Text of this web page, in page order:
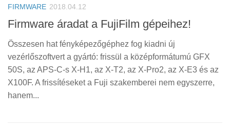
FIRMWARE 2018.04.12
Firmware áradat a FujiFilm gépeihez!
Összesen hat fényképezőgéphez fog kiadni új
vezérlőszoftvert a gyártó: frissül a középformátumú GFX
50S, az APS-C-s X-H1, az X-T2, az X-Pro2, az X-E3 és az
X100F. A frissítéseket a Fuji szakemberei nem egyszerre,
hanem...